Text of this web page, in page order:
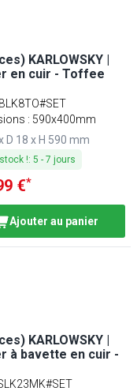
KARLOWSKY |
en cuir - Toffee
: 590x400mm
D 18 x H 590 mm
!:5 -7 jours
€*
Ajouter au panier
KARLOWSKY |
à bavette en cuir -